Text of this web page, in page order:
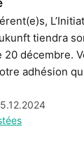
tiendra
décembre.
adhésion